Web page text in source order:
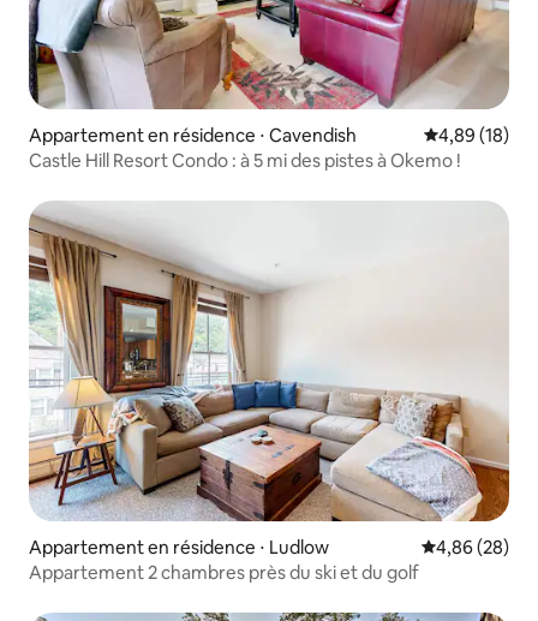
Appartement en résidence ⋅ Cavendish Évaluation
4,89 (18)
Castle Hill Resort Condo : à 5 mi des pistes à Okemo !
Appartement en résidence ⋅ Ludlow Évaluation
4,86 (28)
Appartement 2 chambres près du ski et du golf